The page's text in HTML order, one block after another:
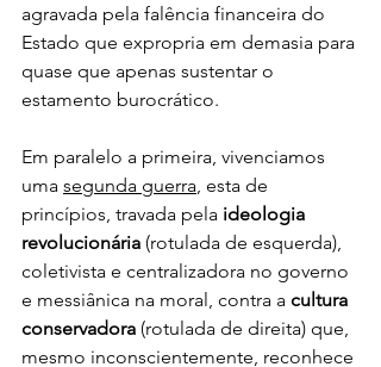
agravada pela falência financeira do
Estado que expropria em demasia para
quase que apenas sustentar o
estamento burocrático.
Em paralelo a primeira, vivenciamos
uma segunda guerra, esta de
princípios, travada pela ideologia
revolucionária (rotulada de esquerda),
coletivista e centralizadora no governo
e messiânica na moral, contra a cultura
conservadora (rotulada de direita) que,
mesmo inconscientemente, reconhece